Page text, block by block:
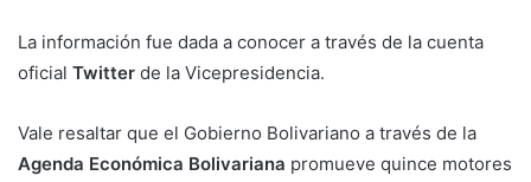
La información fue dada a conocer a través de la cuenta
oficial Twitter de la Vicepresidencia.
Vale resaltar que el Gobierno Bolivariano a través de la
Agenda Económica Bolivariana promueve quince motores